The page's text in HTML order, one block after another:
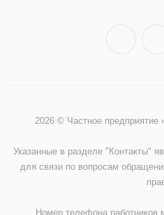
2026 © Частное
Указанные в разделе "Контакты"
для связи по вопросам
Номер телефона работников